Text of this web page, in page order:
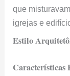
que
igrejas e
Estilo
Características